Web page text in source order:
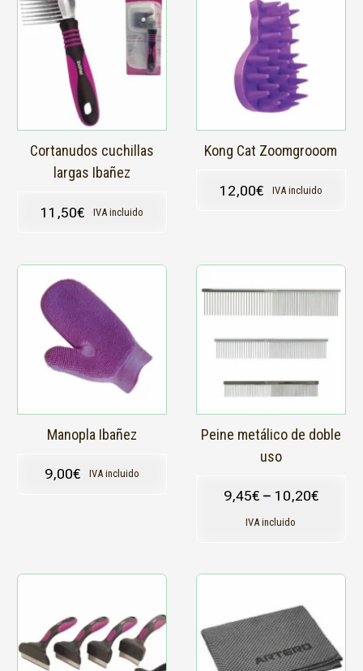
Cortanudos cuchillas
largas Ibañez
11,50€ IVA incluido
Kong Cat Zoomgrooom
12,00€ IVA incluido
Manopla Ibañez
9,00€ IVA incluido
Peine metálico de doble
uso
9,45€ – 10,20€
IVA incluido
Este
producto
múltiples
variantes.
pueden
elegir
en
producto
Este
múltiples
variantes.
Las